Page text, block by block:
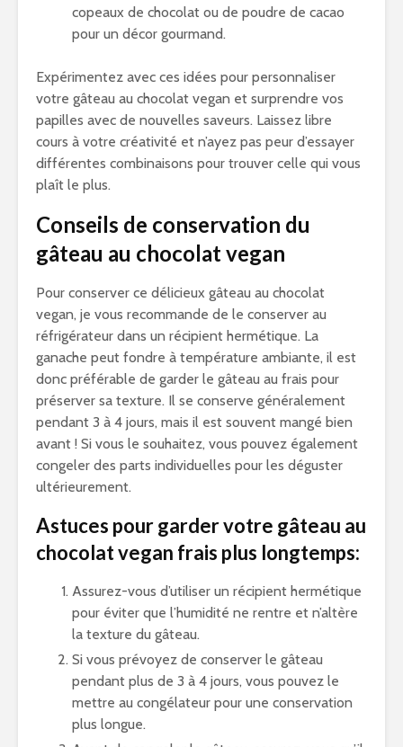
copeaux de chocolat ou de poudre de cacao
pour un décor gourmand.
Expérimentez avec ces idées pour personnaliser
votre gâteau au chocolat vegan et surprendre vos
papilles avec de nouvelles saveurs. Laissez libre
cours à votre créativité et n’ayez pas peur d’essayer
différentes combinaisons pour trouver celle qui vous
plaît le plus.
Conseils de conservation du
gâteau au chocolat vegan
Pour conserver ce délicieux gâteau au chocolat
vegan, je vous recommande de le conserver au
réfrigérateur dans un récipient hermétique. La
ganache peut fondre à température ambiante, il est
donc préférable de garder le gâteau au frais pour
préserver sa texture. Il se conserve généralement
pendant 3 à 4 jours, mais il est souvent mangé bien
avant ! Si vous le souhaitez, vous pouvez également
congeler des parts individuelles pour les déguster
ultérieurement.
Astuces pour garder votre gâteau au
chocolat vegan frais plus longtemps:
Assurez-vous d’utiliser un récipient hermétique
pour éviter que l’humidité ne rentre et n’altère
la texture du gâteau.
Si vous prévoyez de conserver le gâteau
pendant plus de 3 à 4 jours, vous pouvez le
mettre au congélateur pour une conservation
plus longue.